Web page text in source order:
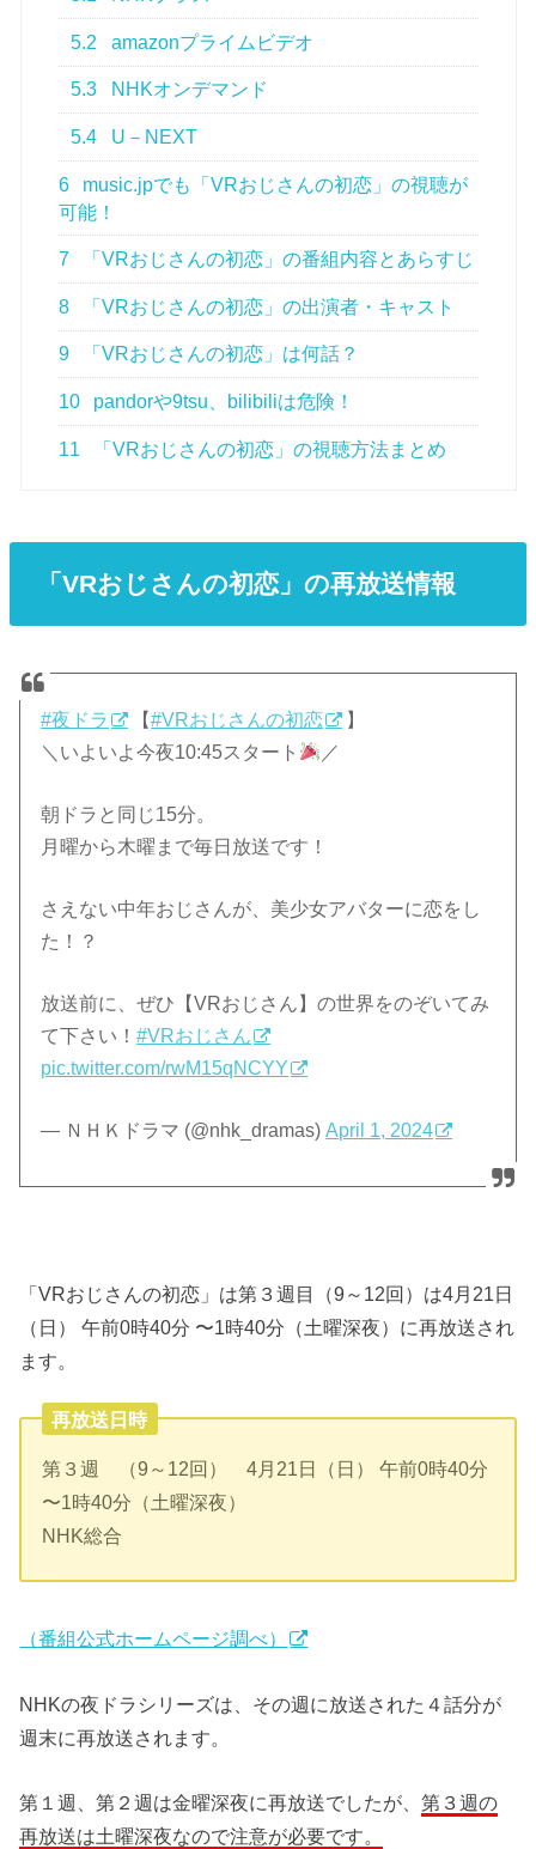
5.2 amazonプライムビデオ
5.3 NHKオンデマンド
5.4 U－NEXT
6
music.jpでも「VRおじさんの初恋」の視聴が
可能！
7 「VRおじさんの初恋」の番組内容とあらすじ
8 「VRおじさんの初恋」の出演者・キャスト
9 「VRおじさんの初恋」は何話？
10 pandorや9tsu、bilibiliは危険！
11 「VRおじさんの初恋」の視聴方法まとめ
「VRおじさんの初恋」の再放送情報
#夜ドラ 【#VRおじさんの初恋
】
＼いよいよ今夜10:45スタート
／
朝ドラと同じ15分。
月曜から木曜まで毎日放送です！
さえない中年おじさんが、美少女アバターに恋をし
た！？
放送前に、ぜひ【VRおじさん】の世界をのぞいてみ
て下さい！#VRおじさん
pic.twitter.com/rwM15qNCYY
— ＮＨＫドラマ (@nhk_dramas)April 1, 2024
「VRおじさんの初恋」は第３週目（9～12回）は4月21日
（日） 午前0時40分 〜1時40分（土曜深夜）に再放送され
ます。
再放送日時
第３週 （9～12回） 4月21日（日） 午前0時40分
〜1時40分（土曜深夜）
NHK総合
（番組公式ホームページ調べ）
NHKの夜ドラシリーズは、その週に放送された４話分が
週末に再放送されます。
第１週、第２週は金曜深夜に再放送でしたが、第３週の
再放送は土曜深夜なので注意が必要です。